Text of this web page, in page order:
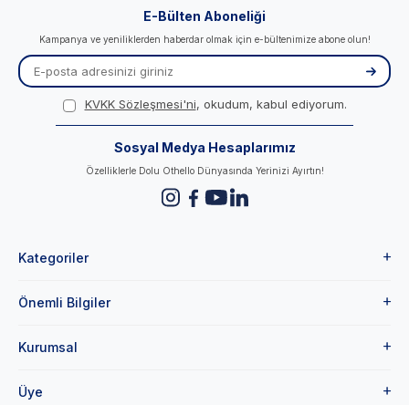
Kategoriler
Önemli Bilgiler
Kurumsal
Üye
E-Bülten Aboneliği
Kampanya ve yeniliklerden haberdar olmak için e-bültenimize abone olun!
KVKK Sözleşmesi'ni, okudum, kabul ediyorum.
Sosyal Medya Hesaplarımız
Özelliklerle Dolu Othello Dünyasında Yerinizi Ayırtın!